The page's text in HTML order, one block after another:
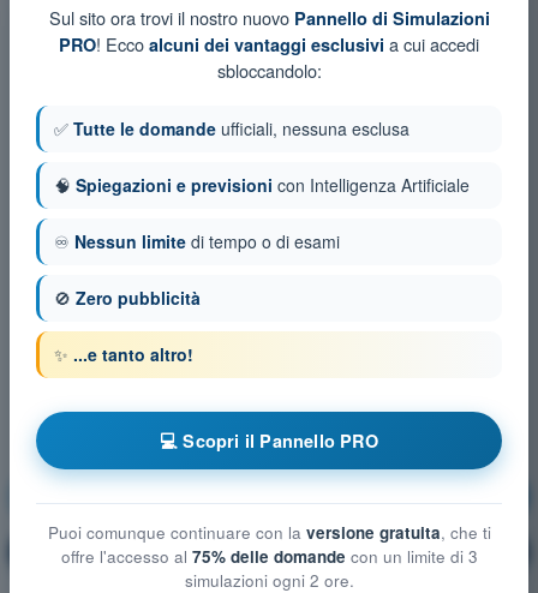
Spazi aerei Allenamento!
🔒 PRO Spiegazione domanda
Sul sito ora trovi il nostro nuovo Pannello di Simulazioni
PRO! Ecco alcuni dei vantaggi esclusivi a cui accedi
sbloccandolo:
✅ Tutte le domande ufficiali, nessuna esclusa
🧠 Spiegazioni e previsioni con Intelligenza Artificiale
♾️ Nessun limite di tempo o di esami
🚫 Zero pubblicità
✨ ...e tanto altro!
💻 Scopri il Pannello PRO
Puoi comunque continuare con la versione gratuita, che ti
offre l'accesso al 75% delle domande con un limite di 3
simulazioni ogni 2 ore.